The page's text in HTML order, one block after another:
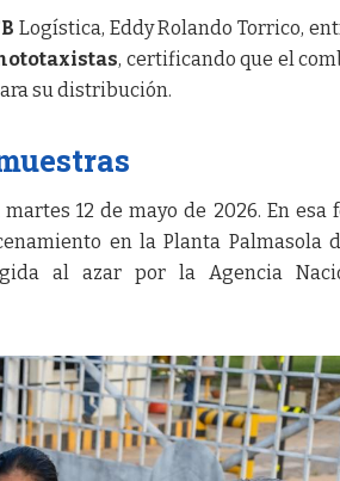
Logística, Eddy Rolando Torrico,
, certificando que el
su distribución.
12 de mayo de 2026. En esa
en la Planta Palmasola
al azar por la Agencia